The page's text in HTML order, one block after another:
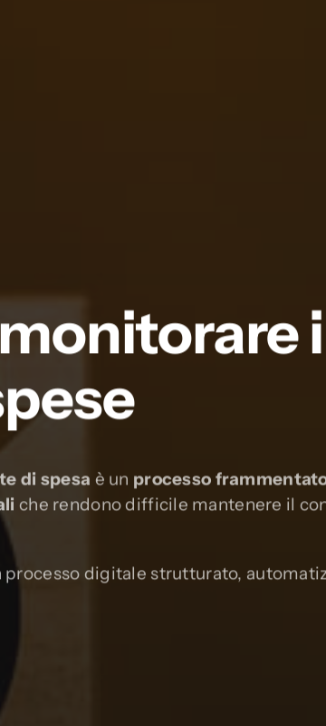
di spesa è un processo
che rendono difficile mantenere il
digitale strutturato,